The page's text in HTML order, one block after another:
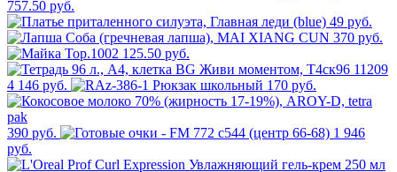
757.50 руб.
49 руб.
370 руб.
125.50 руб.
4 146 руб. 170 руб.
390 руб.
1 946
руб.